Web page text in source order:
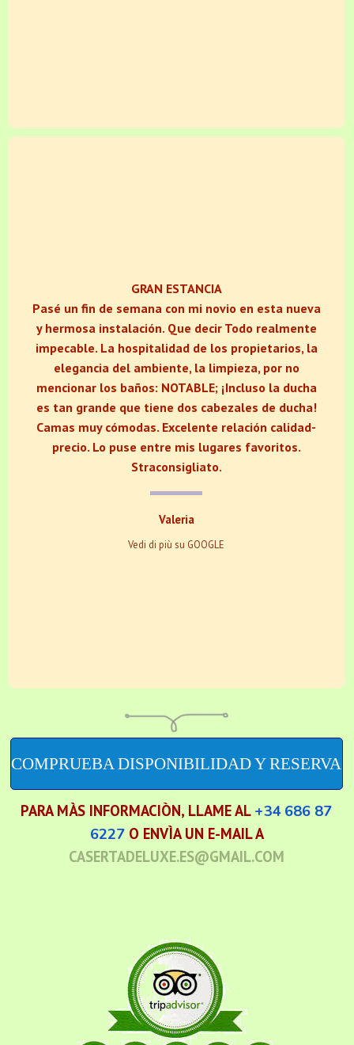
GRAN ESTANCIA
Pasé un fin de semana con mi novio en esta nueva
y hermosa instalación. Que decir Todo realmente
impecable. La hospitalidad de los propietarios, la
elegancia del ambiente, la limpieza, por no
mencionar los baños: NOTABLE; ¡Incluso la ducha
es tan grande que tiene dos cabezales de ducha!
Camas muy cómodas. Excelente relación calidad-
precio. Lo puse entre mis lugares favoritos.
Straconsigliato.
Valeria
Vedi di più su GOOGLE
COMPRUEBA DISPONIBILIDAD Y RESERVA
PARA MÀS INFORMACIÒN, LLAME AL +34 686 87
6227O ENVÌA UN E-MAIL A
CASERTADELUXE.ES@GMAIL.COM